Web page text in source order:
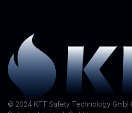
© 2024 KFT Safety Technology GmbH